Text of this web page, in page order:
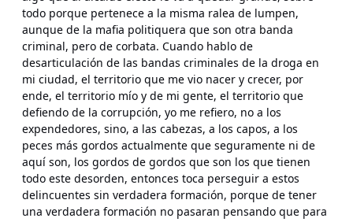
todo porque pertenece a la misma ralea de lumpen,
aunque de la mafia politiquera que son otra banda
criminal, pero de corbata. Cuando hablo de
desarticulación de las bandas criminales de la droga en
mi ciudad, el territorio que me vio nacer y crecer, por
ende, el territorio mío y de mi gente, el territorio que
defiendo de la corrupción, yo me refiero, no a los
expendedores, sino, a las cabezas, a los capos, a los
peces más gordos actualmente que seguramente ni de
aquí son, los gordos de gordos que son los que tienen
todo este desorden, entonces toca perseguir a estos
delincuentes sin verdadera formación, porque de tener
una verdadera formación no pasaran pensando que para